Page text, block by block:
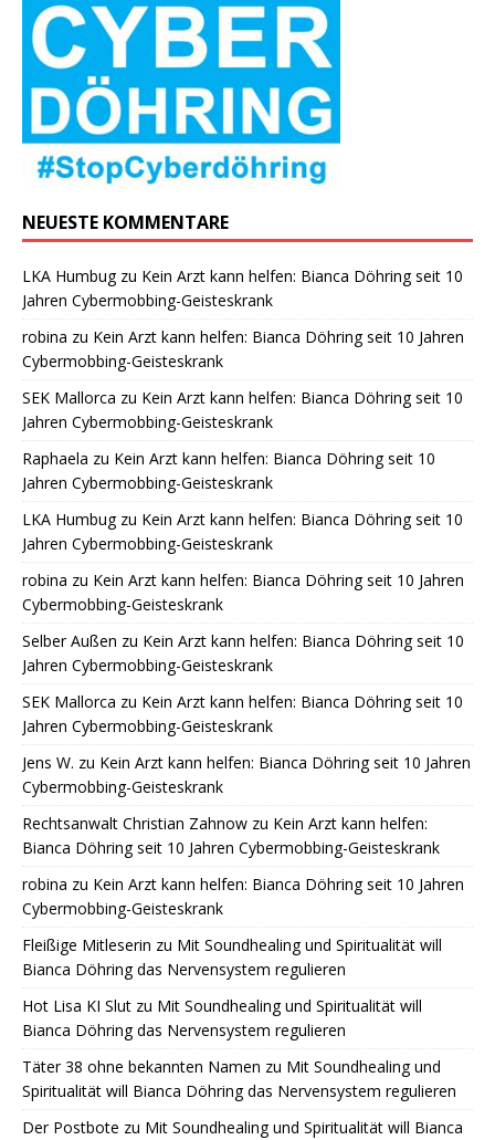
NEUESTE KOMMENTARE
LKA Humbugzu Kein Arzt kann helfen: Bianca Döhring seit 10
Jahren Cybermobbing-Geisteskrank
robina zu Kein Arzt kann helfen: Bianca Döhring seit 10 Jahren
Cybermobbing-Geisteskrank
SEK Mallorca zu Kein Arzt kann helfen: Bianca Döhring seit 10
Jahren Cybermobbing-Geisteskrank
Raphaela zu Kein Arzt kann helfen: Bianca Döhring seit 10
Jahren Cybermobbing-Geisteskrank
LKA Humbugzu Kein Arzt kann helfen: Bianca Döhring seit 10
Jahren Cybermobbing-Geisteskrank
robina zu Kein Arzt kann helfen: Bianca Döhring seit 10 Jahren
Cybermobbing-Geisteskrank
Selber Außen zu Kein Arzt kann helfen: Bianca Döhring seit 10
Jahren Cybermobbing-Geisteskrank
SEK Mallorca zu Kein Arzt kann helfen: Bianca Döhring seit 10
Jahren Cybermobbing-Geisteskrank
Jens W. zu Kein Arzt kann helfen: Bianca Döhring seit 10 Jahren
Cybermobbing-Geisteskrank
Rechtsanwalt Christian Zahnow zu Kein Arzt kann helfen:
Bianca Döhring seit 10 Jahren Cybermobbing-Geisteskrank
robina zu Kein Arzt kann helfen: Bianca Döhring seit 10 Jahren
Cybermobbing-Geisteskrank
Fleißige Mitleserin zu Mit Soundhealing und Spiritualität will
Bianca Döhring das Nervensystem regulieren
Hot Lisa KI Slut zu Mit Soundhealing und Spiritualität will
Bianca Döhring das Nervensystem regulieren
Täter 38 ohne bekannten Namen zu Mit Soundhealing und
Spiritualität will Bianca Döhring das Nervensystem regulieren
Der Postbote zu Mit Soundhealing und Spiritualität will Bianca